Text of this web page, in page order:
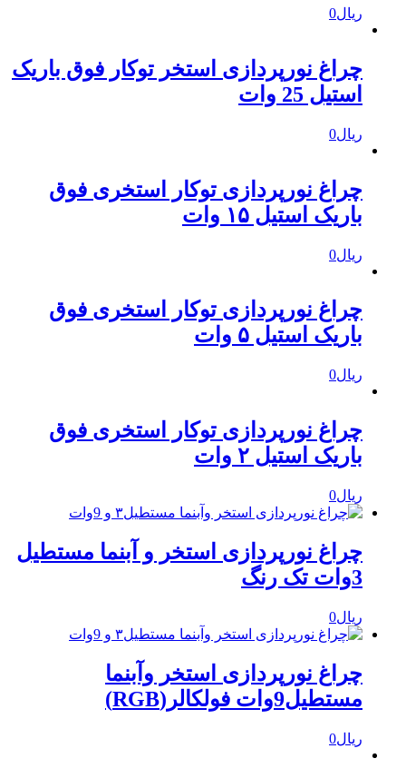
ریال0
چراغ نورپردازی استخر توکار فوق باریک
استیل 25 وات
ریال0
چراغ نورپردازی توکار استخری فوق
باریک استیل ۱۵ وات
ریال0
چراغ نورپردازی توکار استخری فوق
باریک استیل ۵ وات
ریال0
چراغ نورپردازی توکار استخری فوق
باریک استیل ۲ وات
ریال0
چراغ نورپردازی استخر و آبنما مستطیل
3وات تک رنگ
ریال0
چراغ نورپردازی استخر وآبنما
مستطیل9وات فولکالر(RGB)
ریال0